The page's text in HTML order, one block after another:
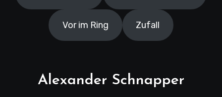
Vor im Ring Zufall
Alexander Schnapper